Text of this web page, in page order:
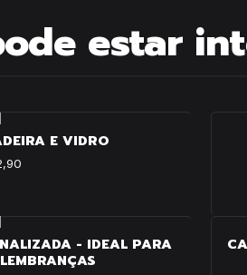
estar
E VIDRO
- IDEAL PARA